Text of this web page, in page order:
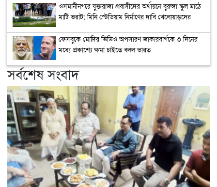
ওসমানীনগরে যুক্তরাজ্য প্রবাসীদের অর্থায়নে বুরুঙ্গা স্কুল মাঠে
মাটি ভরাট; মিনি স্টেডিয়াম নির্মাণের দাবি খেলোয়াড়দের
ফেসবুকে মোদির ভিডিও অপসারণ জাকারবার্গকে ৩ দিনের
মধ্যে প্রকাশ্যে ক্ষমা চাইতে বলল ভারত
সর্বশেষ সংবাদ